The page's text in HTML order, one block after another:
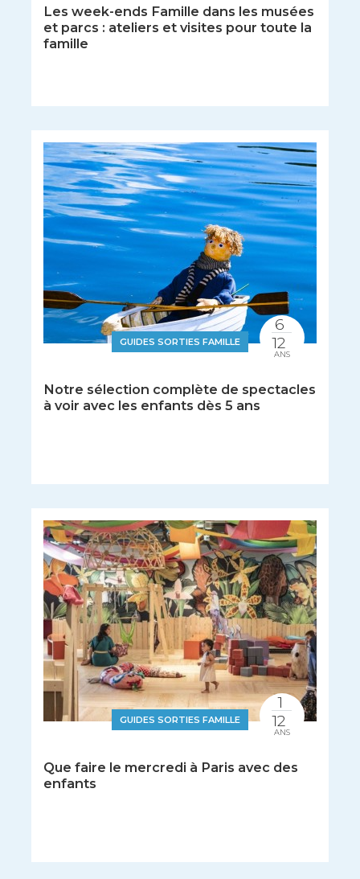
Les week-ends Famille dans les musées
et parcs : ateliers et visites pour toute la
famille
GUIDES SORTIES FAMILLE
Notre sélection complète de spectacles
à voir avec les enfants dès 5 ans
6
12
ANS
GUIDES SORTIES FAMILLE
Que faire le mercredi à Paris avec des
enfants
1
12
ANS